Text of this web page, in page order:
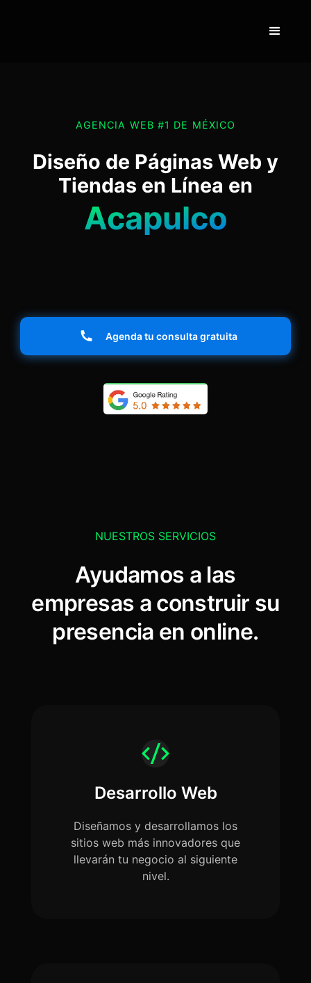
AGENCIA WEB #1 DE MÉXICO
Diseño de Páginas Web y
Tiendas en Línea en
Acapulco
Agenda tu consulta gratuita
NUESTROS SERVICIOS
Ayudamos a las
empresas a construir su
presencia en online.
Desarrollo Web
Diseñamos y desarrollamos los
sitios web más innovadores que
llevarán tu negocio al siguiente
nivel.